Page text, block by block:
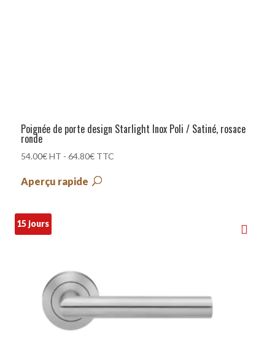
Poignée de porte design Starlight Inox Poli / Satiné, rosace
ronde
54.00€ HT - 64.80€TTC
Aperçu rapide
15 jours